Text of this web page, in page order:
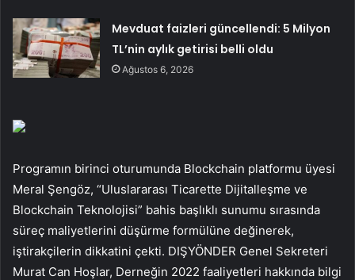
Mevduat faizleri güncellendi: 5 Milyon
TL’nin aylık getirisi belli oldu
Ağustos 6, 2026
Programın birinci oturumunda Blockchain platformu üyesi
Meral Şengöz, “Uluslararası Ticarette Dijitalleşme ve
Blockchain Teknolojisi” bahis başlıklı sunumu sırasında
süreç maliyetlerini düşürme formülüne değinerek,
iştirakçilerin dikkatini çekti. DIŞYÖNDER Genel Sekreteri
Murat Can Hoşlar, Derneğin 2022 faaliyetleri hakkında bilgi